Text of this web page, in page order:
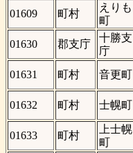
01609
町村
えりも
町
01630
郡支庁
十勝支
庁
01631 町村 音更町
01632
町村 士幌町
01633
町村
上士幌
町